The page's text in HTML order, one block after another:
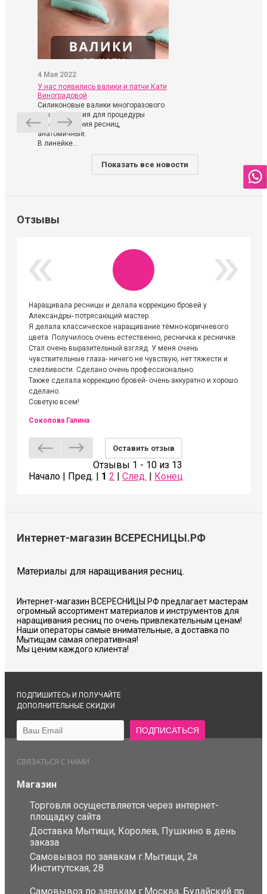
4 Мая 2022
У нас появились валики и патчи Кати
Виноградовой
Силиконовые валики многоразового
использования для процедуры
ламинирования ресниц,
анатомичные.
В линейке...
Показать все новости
Отзывы
Наращивала ресницы и делала коррекцию бровей у
Александры- потрясающий мастер.
Я делала классическое наращивание тёмно-коричневого
цвета. Получилось очень естественно, ресничка к ресничке.
Стал очень выразительный взгляд. У меня очень
чувствительные глаза- ничего не чувствую, нет тяжести и
слезливости. Сделано очень профессионально.
Также сделала коррекцию бровей- очень аккуратно и хорошо
сделано.
Советую всем!
Соколова Галина
Оставить отзыв
Отзывы 1 - 10 из 13
Начало | Пред. | 1 2 След. Конец
Интернет-магазин ВСЕРЕСНИЦЫ.РФ
Материалы для наращивания ресниц.
Интернет-магазин ВСЕРЕСНИЦЫ.РФ предлагает мастерам
огромный ассортимент материалов и инструментов для
наращивания ресниц по очень привлекательным ценам!
Наши операторы самые внимательные, а доставка по
Мытищам самая оперативная!
Мы ценим каждого клиента!
ПОДПИШИТЕСЬ И ПОЛУЧАЙТЕ
ДОПОЛНИТЕЛЬНЫЕ СКИДКИ
СВЯЗАТЬСЯ С НАМИ
Магазин
Торговля осуществляется через интернет-
площадку сайта
Доставка Мытищи, Королев, Пушкино в день
заказа
Самовывоз по заявкам г.Мытищи, 2я
Институтская, 28
Самовывоз по заявкам г.Москва, Будайский пр.